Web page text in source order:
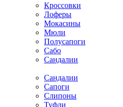
Кроссовки
Лоферы
Мокасины
Мюли
Полусапоги
Сабо
Сандалии
Сандалии
Сапоги
Слипоны
Туфли